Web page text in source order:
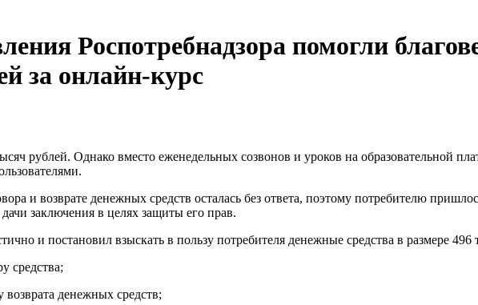
Роспотребнадзора помогли
за онлайн-курс
рублей. Однако вместо еженедельных созвонов и уроков на образовательной
и возврате денежных средств осталась без ответа, поэтому потребителю
заключения в целях защиты его прав.
и постановил взыскать в пользу потребителя денежные средства в размере
средства;
возврата денежных средств;